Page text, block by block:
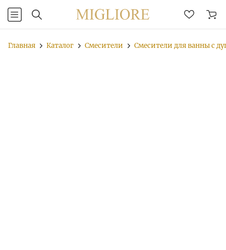
Главная Каталог Смесители Смесители для ванны с